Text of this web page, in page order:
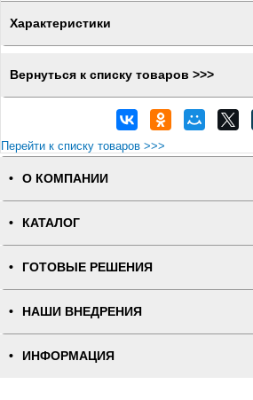
Характеристики
Вернуться к списку товаров >>>
Перейти к списку товаров >>>
О КОМПАНИИ
КАТАЛОГ
ГОТОВЫЕ РЕШЕНИЯ
НАШИ ВНЕДРЕНИЯ
ИНФОРМАЦИЯ